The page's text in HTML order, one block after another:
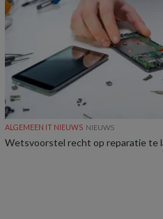
ALGEMEEN IT NIEUWS NIEUWS
Wetsvoorstel recht op reparatie te